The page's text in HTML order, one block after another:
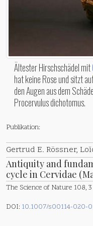
Ältester Hirschschädel mit
hat keine Rose und sitzt
den Augen aus dem
Procervulus dichotomus.
Publikation:
Gertrud E. Rössner,
Antiquity and
cycle in Cervidae
The Science of Nature 108, 3
DOI: 10.1007/s00114-020-